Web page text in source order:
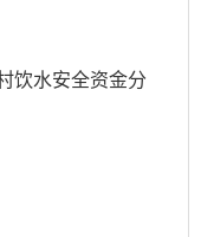
饮水安全资金分